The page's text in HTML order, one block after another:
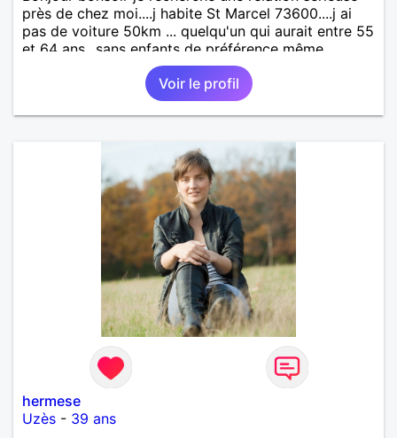
près de chez moi....j habite St Marcel 73600....j ai
pas de voiture 50km ... quelqu'un qui aurait entre 55
et 64 ans...sans enfants de préférence même
adultes et qui n aurait garder aucun contact avec
une où plusieurs ex...si vous correspondez à ma
recherche ecrivez moi je vous répondrai...
Voir le profil
hermese
Uzès - 39 ans